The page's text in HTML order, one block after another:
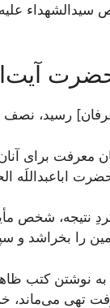
سیدالشهداء
حضرت
رسید،
معرفت برای
اباعبداللَه
نتیجه،
را بخراشد و
به نوشتن کتب
تهی